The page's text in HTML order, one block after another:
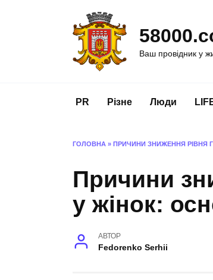
Ваш провідник у
PR Різне Люди
ГОЛОВНА » ПРИЧИНИ ЗНИЖЕННЯ РІВНЯ
Причини
у жінок:
АВТОР
Fedorenko Serhii